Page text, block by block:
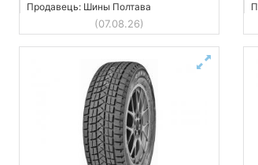
Продавець: Шины Полтава
(07.08.26)